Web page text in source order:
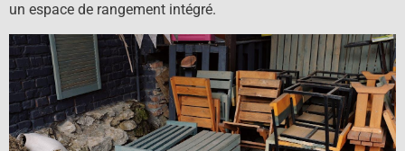
un espace de rangement intégré.